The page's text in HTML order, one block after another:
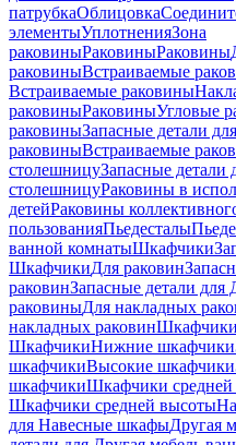
патрубкаОблицовка
элементыУплотненияЗона
раковиныРаковиныРаковины
раковиныВстраиваемые
Встраиваемые раковины
раковиныРаковиныУгловые
раковиныЗапасные детали
раковиныВстраиваемые
столешницуЗапасные детали
столешницуРаковины в
детейРаковины
пользованияПьедесталы
ванной комнатыШкафчики
ШкафчикиДля раковин
раковинЗапасные детали для
раковиныДля накладных
накладных pаковинШкафчики
ШкафчикиНижние шкафчики
шкафчикиВысокие шкафчики
шкафчикиШкафчики
Шкафчики средней высоты
для Навесные шкафыДругая